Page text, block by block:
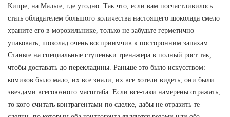
Кипре, на Мальте, где угодно. Так что, если вам посчастливилось
стать обладателем большого количества настоящего шоколада смело
храните его в морозильнике, только не забудьте герметично
упаковать, шоколад очень восприимчив к посторонним запахам.
Станьте на специальные ступеньки тренажера в полный рост так,
чтобы доставать до перекладины. Раньше это было искусством:
комиков было мало, их все знали, их все хотели видеть, они были
звездами всесоюзного масштаба. Если все-таки намерены отражать,
то кого считать контрагентами по сделке, дабы не отразить те